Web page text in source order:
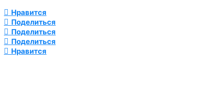
Нравится
Поделиться
Поделиться
Поделиться
Нравится